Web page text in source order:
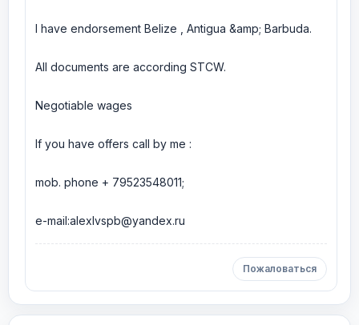
I have endorsement Belize , Antigua &amp; Barbuda.
All documents are according STCW.
Negotiable wages
If you have offers call by me :
mob. phone + 79523548011;
e-mail:alexlvspb@yandex.ru
Пожаловаться